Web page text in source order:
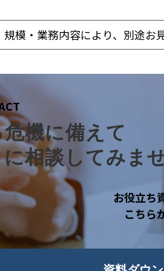
規模・業務内容により、別途お
機に備えて
相談してみま
お役立ち
こちら